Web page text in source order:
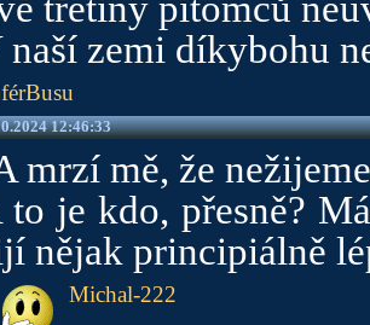
naší zemi díkybohu
12:46:33
mrzí mě, že
to je kdo, přesně?
nějak principiálně
Michal-222